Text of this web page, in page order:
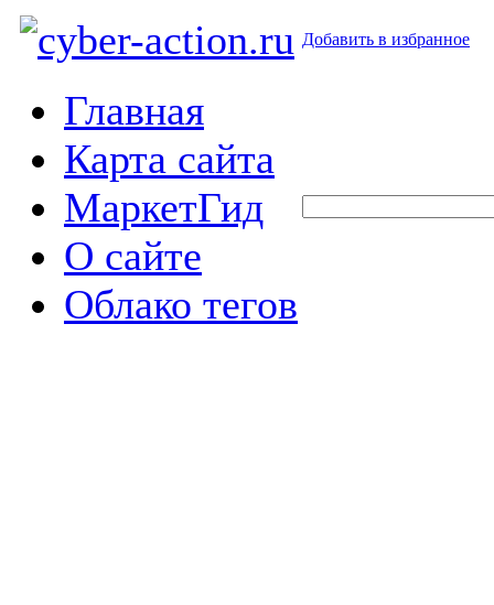
Добавить в избранное
Главная
Карта сайта
МаркетГид
О сайте
Облако тегов